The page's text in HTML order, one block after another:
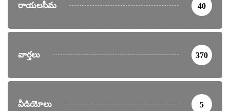
రాయలసీమ 40
వార్తలు 370
వీడియోలు 5